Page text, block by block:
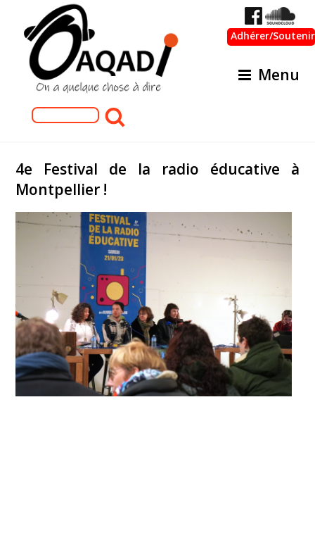
Menu
Adhérer/Soutenir
Formulaire de recherche
Rechercher
4e Festival de la radio éducative à
Montpellier !